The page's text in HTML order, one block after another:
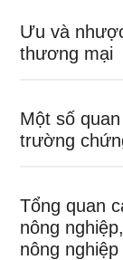
Ưu và
thương mại
Một số
trường
Tổng quan
nông
nông